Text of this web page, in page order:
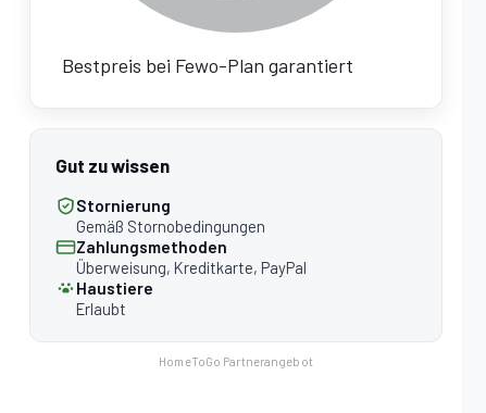
Bestpreis bei Fewo-Plan garantiert
Gut zu wissen
Stornierung
Gemäß Stornobedingungen
Zahlungsmethoden
Überweisung, Kreditkarte, PayPal
Haustiere
Erlaubt
HomeToGo Partnerangebot